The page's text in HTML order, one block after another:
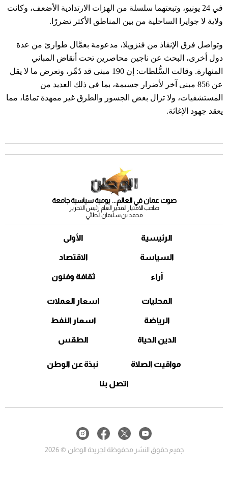
في 24 يونيو، وتبعتهما سلسلة من الهزات الارتدادية الأضعف، وكانت
ولاية لا جوايرا الساحلية من بين المناطق الأكثر تضررًا.
وتواصل فرق الإنقاذ من فنزويلا، مدعومة بعمَّال طوارئ من عدة
دول أخرى، البحث عن ناجين محاصرين تحت أنقاض المباني
المنهارة. وقالت السُّلطات: إن 190 مبنى قد دُمِّر، وتعرض ما لا يقل
عن 856 مبنى آخر لأضرار جسيمة، بما في ذلك العديد من
المستشفيات، ولا تزال بعض الجسور والطرق غير ممهدة تمامًا، مما
يعقد جهود الإغاثة.
صوت عمان في العالم... يومية سياسية جامعة
صاحب الامتياز المدير العام رئيس التحرير
محمد بن سليمان الطائي
الرئيسية
السياسة
آراء
الأولى
الاقتصاد
ثقافة وفنون
المحليات
الرياضة
الدين الحياة
اسعار العملات
اسعار النفط
الطقس
مواقيت الصلاة نبذة عن الوطن
اتصل بنا
جميع حقوق النشر محفوظة لجريدة الوطن © 2026